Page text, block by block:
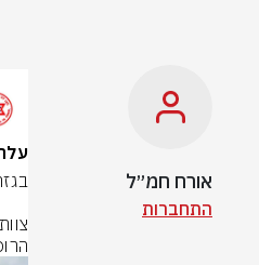
אורח חמ״ל
התחברות
עלה ל-6 מניין
הרופא 23 פצועים, בהם: